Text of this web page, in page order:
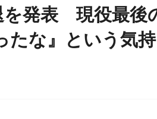
を発表 現役最後
な』という気持